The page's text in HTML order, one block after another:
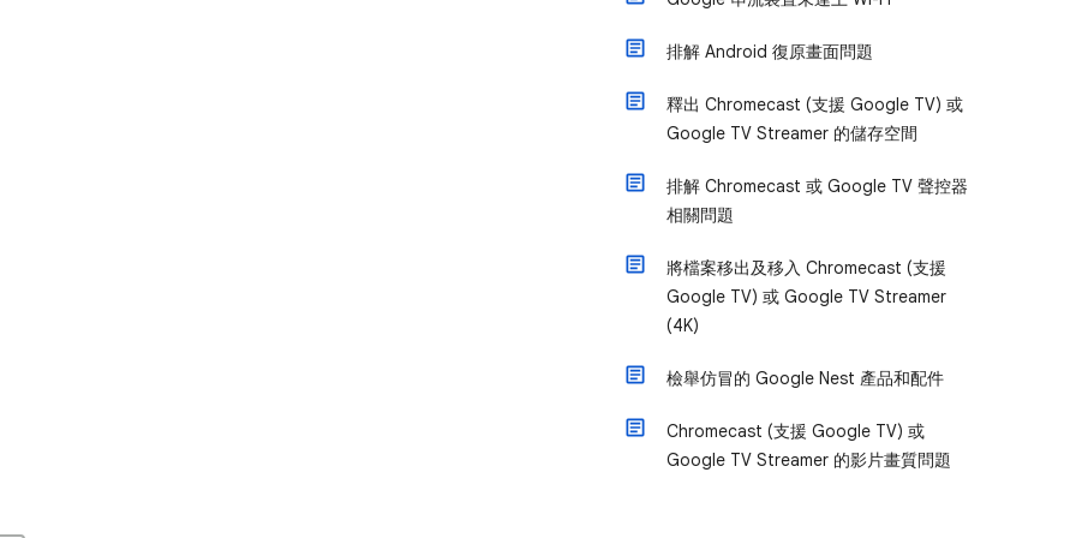
排解 Android 復原畫面問題
釋出 Chromecast (支援 Google TV) 或
Google TV Streamer 的儲存空間
排解 Chromecast 或 Google TV 聲控器
相關問題
將檔案移出及移入 Chromecast (支援
Google TV) 或 Google TV Streamer
(4K)
檢舉仿冒的 Google Nest 產品和配件
Chromecast (支援 Google TV) 或
Google TV Streamer 的影片畫質問題